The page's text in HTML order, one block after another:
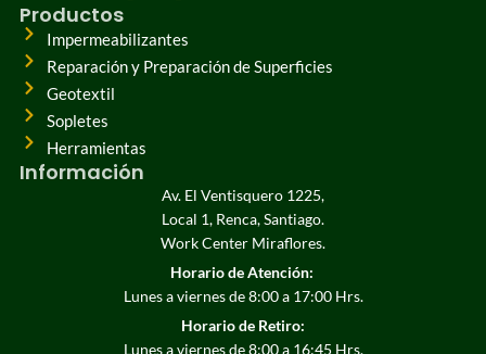
Información
Av. El Ventisquero 1225,
Local 1, Renca, Santiago.
Work Center Miraflores.
Horario de Atención:
Lunes a viernes de 8:00 a 17:00 Hrs.
Horario de Retiro:
Lunes a viernes de 8:00 a 16:45 Hrs.
Productos
Impermeabilizantes
Reparación y Preparación de Superficies
Geotextil
Sopletes
Herramientas